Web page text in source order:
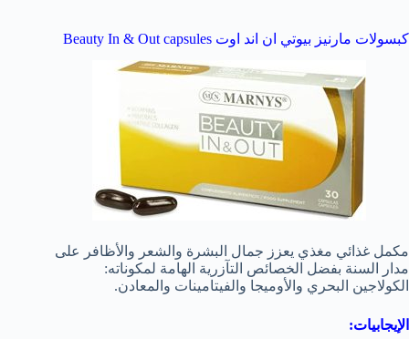
كبسولات مارنيز بيوتي ان اند اوت Beauty In & Out capsules
مكمل غذائي مغذي يعزز جمال البشرة والشعر والأظافر على
مدار السنة بفضل الخصائص التآزرية الهامة لمكوناته:
الكولاجين البحري والأوميجا والفيتامينات والمعادن.
الإيجابيات: